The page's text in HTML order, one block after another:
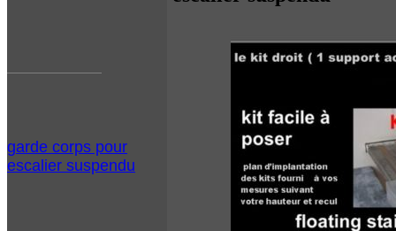
garde corps pour
escalier suspendu